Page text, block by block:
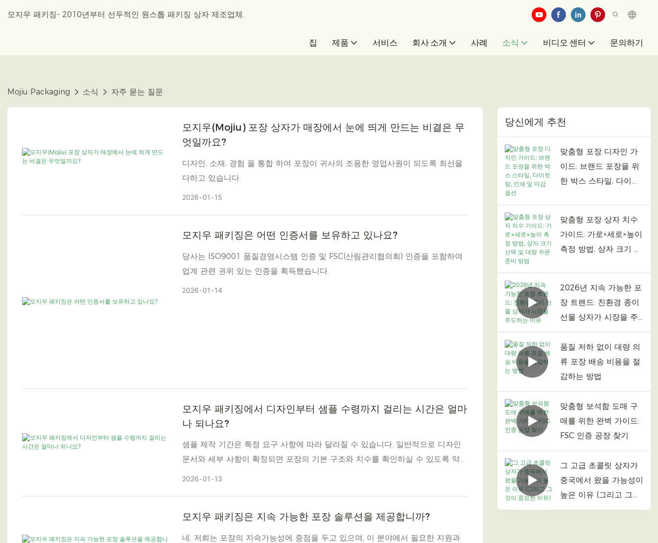
모지우 패키징- 2010년부터 선두적인 원스톱 패키징 상자 제조업체.
집 제품 서비스 회사 소개 사례 소식 비디오 센터 문의하기
Mojiu Packaging 소식 자주 묻는 질문
모지우(Mojiu) 포장 상자가 매장에서 눈에 띄게 만드는 비결은 무
엇일까요?
디자인, 소재, 경험 을 통합 하여 포장이 귀사의 조용한 영업사원이 되도록 최선을
다하고 있습니다.
2026 01 15
모지우 패키징은 어떤 인증서를 보유하고 있나요?
당사는 ISO9001 품질경영시스템 인증 및 FSC(산림관리협의회) 인증을 포함하여
업계 관련 권위 있는 인증을 획득했습니다.
2026 01 14
모지우 패키징에서 디자인부터 샘플 수령까지 걸리는 시간은 얼마
나 되나요?
샘플 제작 기간은 특정 요구 사항에 따라 달라질 수 있습니다. 일반적으로 디자인
문서와 세부 사항이 확정되면 포장의 기본 구조와 치수를 확인하실 수 있도록 약
5~7영업일 이내에 실물 샘플을 제작해 드립니다.
2026 01 13
모지우 패키징은 지속 가능한 포장 솔루션을 제공합니까?
네, 저희는 포장의 지속가능성에 중점을 두고 있으며, 이 분야에서 필요한 지원과
당신에게 추천
맞춤형 포장 디자인 가
이드: 브랜드 포장을 위
한 박스 스타일, 다이컷
맞춤형 포장 상자 치수
가이드: 가로×세로×높이
측정 방법, 상자 크기 선
2026년 지속 가능한 포
장 트렌드: 친환경 종이
선물 상자가 시장을 주
도하는 이유
품질 저하 없이 대량 의
류 포장 배송 비용을 절
감하는 방법
맞춤형 보석함 도매 구
매를 위한 완벽 가이드:
FSC 인증 공장 찾기
그 고급 초콜릿 상자가
중국에서 왔을 가능성이
높은 이유 (그리고 그것
이 중요한 이유)